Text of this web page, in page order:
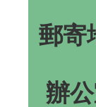
郵寄
辦